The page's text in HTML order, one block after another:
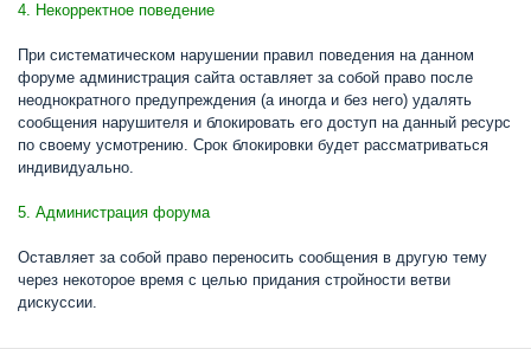
4. Некорректное поведение
При систематическом нарушении правил поведения на данном
форуме администрация сайта оставляет за собой право после
неоднократного предупреждения (а иногда и без него) удалять
сообщения нарушителя и блокировать его доступ на данный ресурс
по своему усмотрению. Срок блокировки будет рассматриваться
индивидуально.
5. Администрация форума
Оставляет за собой право переносить сообщения в другую тему
через некоторое время с целью придания стройности ветви
дискуссии.